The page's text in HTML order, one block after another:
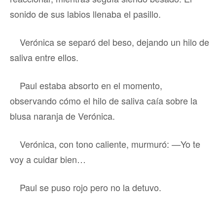
sonido de sus labios llenaba el pasillo.
Verónica se separó del beso, dejando un hilo de
saliva entre ellos.
Paul estaba absorto en el momento,
observando cómo el hilo de saliva caía sobre la
blusa naranja de Verónica.
Verónica, con tono caliente, murmuró: —Yo te
voy a cuidar bien…
Paul se puso rojo pero no la detuvo.